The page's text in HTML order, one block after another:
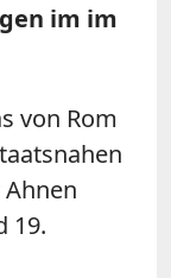
im im
von Rom
19.